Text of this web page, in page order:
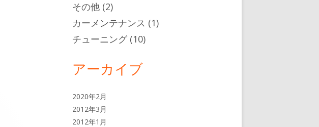
ー
その他 (2)
カーメンテナンス (1)
チューニング(10)
アーカイブ
2020年2月
2012年3月
2012年1月